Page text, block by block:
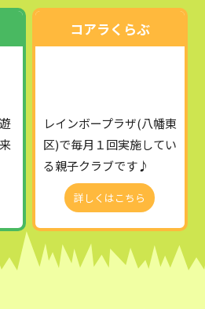
コアラくらぶ
レインボープラザ(八幡東
区)で毎月１回実施してい
る親子クラブです♪
詳しくはこちら